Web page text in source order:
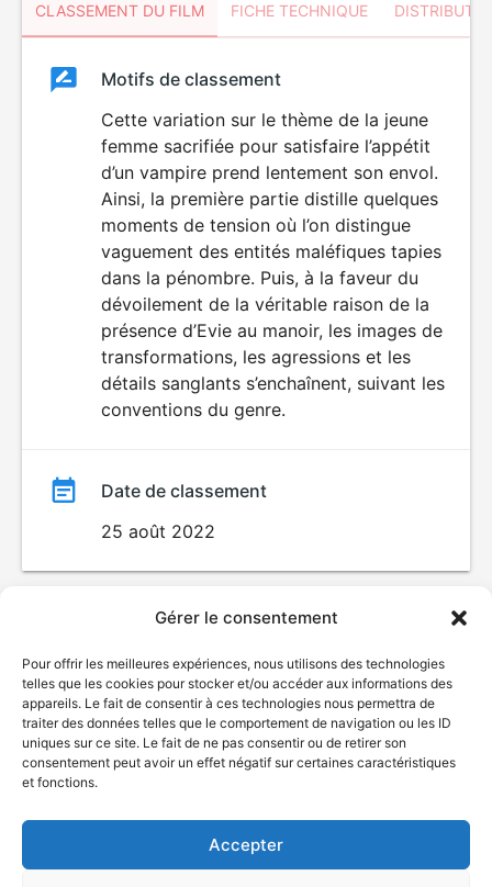
Gérer le consentement
Pour offrir les meilleures expériences, nous utilisons des technologies
telles que les cookies pour stocker et/ou accéder aux informations des
appareils. Le fait de consentir à ces technologies nous permettra de
traiter des données telles que le comportement de navigation ou les ID
uniques sur ce site. Le fait de ne pas consentir ou de retirer son
consentement peut avoir un effet négatif sur certaines caractéristiques
et fonctions.
Accepter
CLASSEMENT DU FILM FICHE TECHNIQUE
ClassementClassement
VIOLENCE
HORREUR
Motifs de classement
Cette variation sur le thème de la jeune
femme sacrifiée pour satisfaire l’appétit
d’un vampire prend lentement son envol.
Ainsi, la première partie distille quelques
moments de tension où l’on distingue
vaguement des entités maléfiques tapies
dans la pénombre. Puis, à la faveur du
dévoilement de la véritable raison de la
présence d’Evie au manoir, les images de
transformations, les agressions et les
détails sanglants s’enchaînent, suivant les
conventions du genre.
Date de classement
25 août 2022
© Gouvernement du Québec, 2026
Plan du site
Accessibilité
Accès à l'information